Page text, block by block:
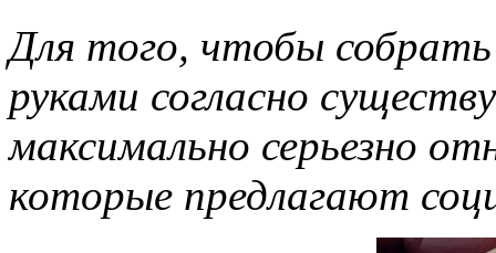
Для того, чтобы собрать
руками согласно
максимально серьезно
которые предлагают